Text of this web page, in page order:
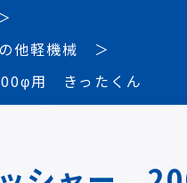
他軽機械
用 きったくん